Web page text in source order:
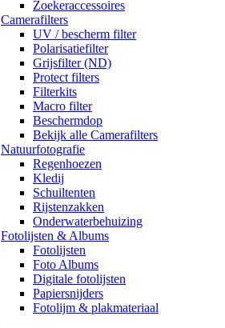
Zoekeraccessoires
Camerafilters
UV / bescherm filter
Polarisatiefilter
Grijsfilter (ND)
Protect filters
Filterkits
Macro filter
Beschermdop
Bekijk alle Camerafilters
Natuurfotografie
Regenhoezen
Kledij
Schuiltenten
Rijstenzakken
Onderwaterbehuizing
Fotolijsten & Albums
Fotolijsten
Foto Albums
Digitale fotolijsten
Papiersnijders
Fotolijm & plakmateriaal